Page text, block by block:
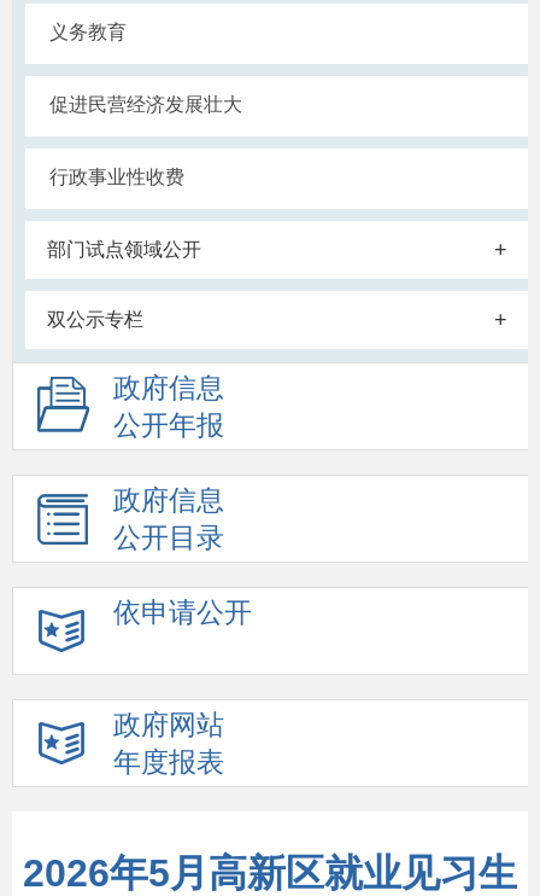
义务教育
促进民营经济发展壮大
行政事业性收费
部门试点领域公开 +
双公示专栏 +
政府信息
公开年报
政府信息
公开目录
依申请公开
政府网站
年度报表
2026年5月高新区就业见习生